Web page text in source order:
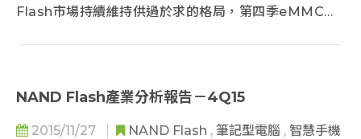
Flash市場持續維持供過於求的格局，第四季eMMC與
NAND Flash產業分析報告－4Q15
2015/11/27 NAND Flash , 筆記型電腦 , 智慧手機